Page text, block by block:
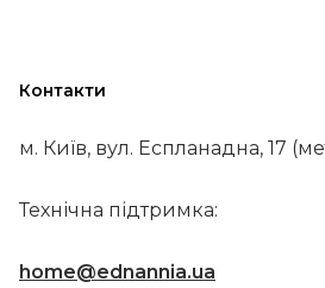
Контакти
м. Київ, вул. Еспланадна, 17
Технічна підтримка:
home@ednannia.ua